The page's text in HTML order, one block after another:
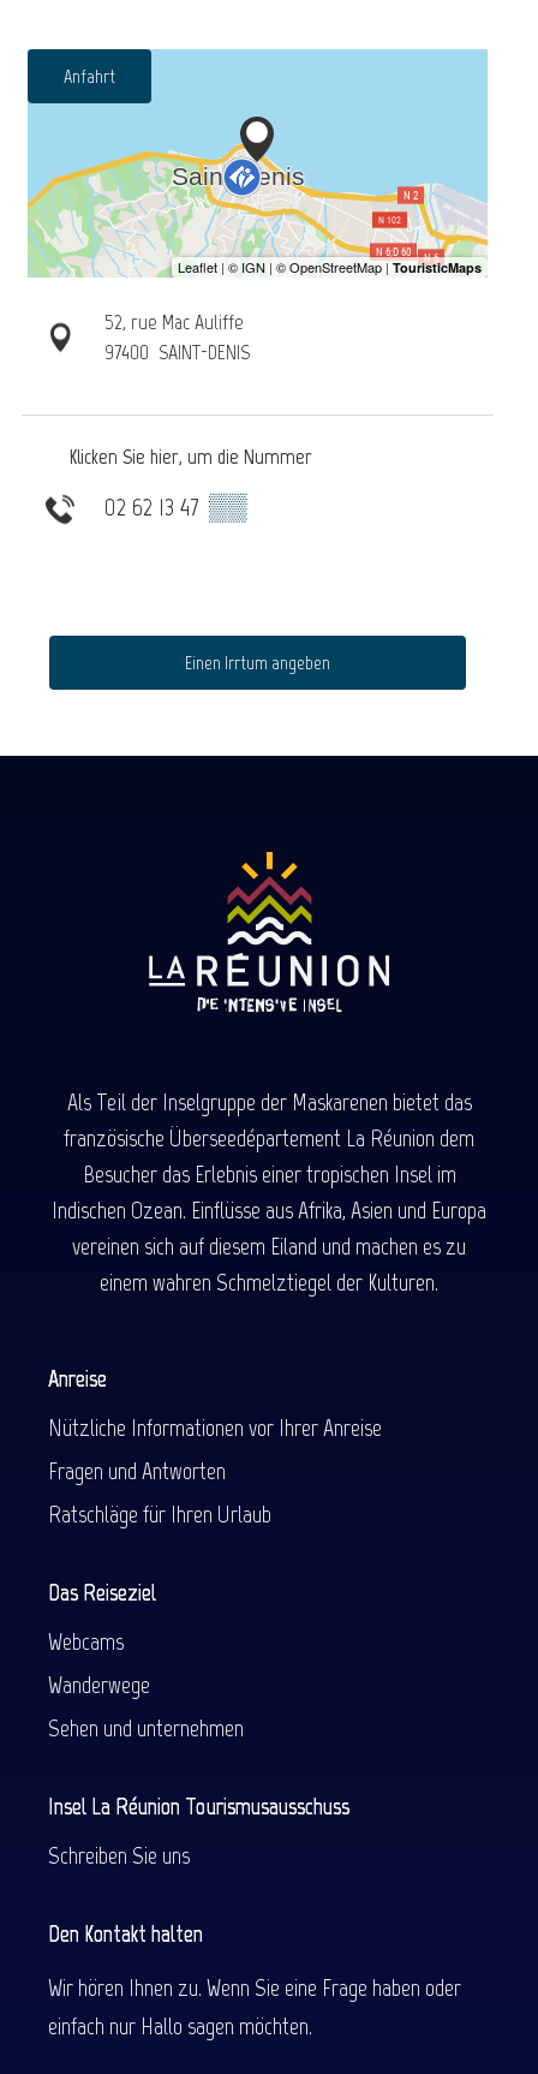
Anfahrt
52, rue Mac Auliffe
97400 SAINT-DENIS
Klicken Sie hier, um die Nummer
02 62 13 47 ▒▒
Einen Irrtum angeben
Als Teil der Inselgruppe der Maskarenen bietet das
französische Überseedépartement La Réunion dem
Besucher das Erlebnis einer tropischen Insel im
Indischen Ozean. Einflüsse aus Afrika, Asien und Europa
vereinen sich auf diesem Eiland und machen es zu
einem wahren Schmelztiegel der Kulturen.
Anreise
Nützliche Informationen vor Ihrer Anreise
Fragen und Antworten
Ratschläge für Ihren Urlaub
Das Reiseziel
Webcams
Wanderwege
Sehen und unternehmen
Insel La Réunion Tourismusausschuss
Schreiben Sie uns
Den Kontakt halten
Wir hören Ihnen zu. Wenn Sie eine Frage haben oder
einfach nur Hallo sagen möchten.